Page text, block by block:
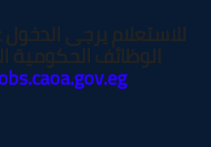
للاستعلام يرجى
الوظائف الحكومية